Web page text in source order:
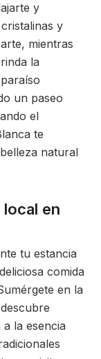
y
y
mientras
la
un paseo
el
te
natural
local en
tu estancia
comida
en la
la esencia